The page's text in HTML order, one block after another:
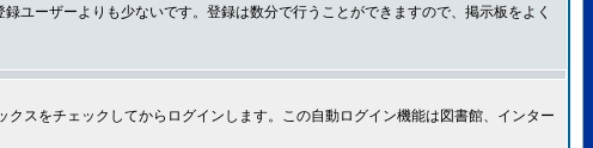
ユーザーよりも少ないです。登録は数分で行うことができますので、掲示板をよく
スをチェックしてからログインします。この自動ログイン機能は図書館、インター